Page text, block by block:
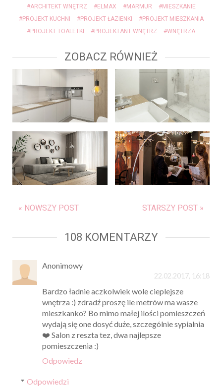
#ARCHITEKT WNĘTRZ #ELMAX #MARMUR
#MIESZKANIE
#PROJEKT KUCHNI
#PROJEKT ŁAZIENKI
#PROJEKT MIESZKANIA
#PROJEKT TOALETKI
#PROJEKTANT WNĘTRZ #WNĘTRZA
ZOBACZ RÓWNIEŻ
« NOWSZY POST STARSZY POST »
108 KOMENTARZY
Anonimowy
22.02.2017, 16:18
Bardzo ładnie aczkolwiek wole cieplejsze
wnętrza :) zdradź proszę ile metrów ma wasze
mieszkanko? Bo mimo małej ilości pomieszczeń
wydają się one dosyć duże, szczególnie sypialnia
❤️ Salon z reszta tez, dwa najlepsze
pomieszczenia :)
Odpowiedz
Odpowiedzi